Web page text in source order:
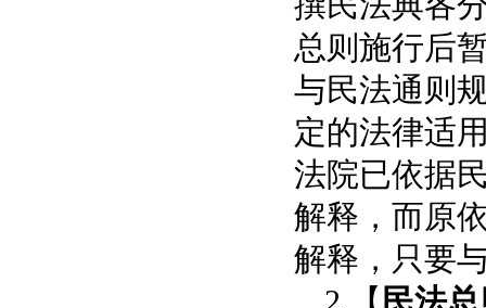
总则施行后
与民法通则
定的法律适
法院已依据
解释，而原
解释，只要